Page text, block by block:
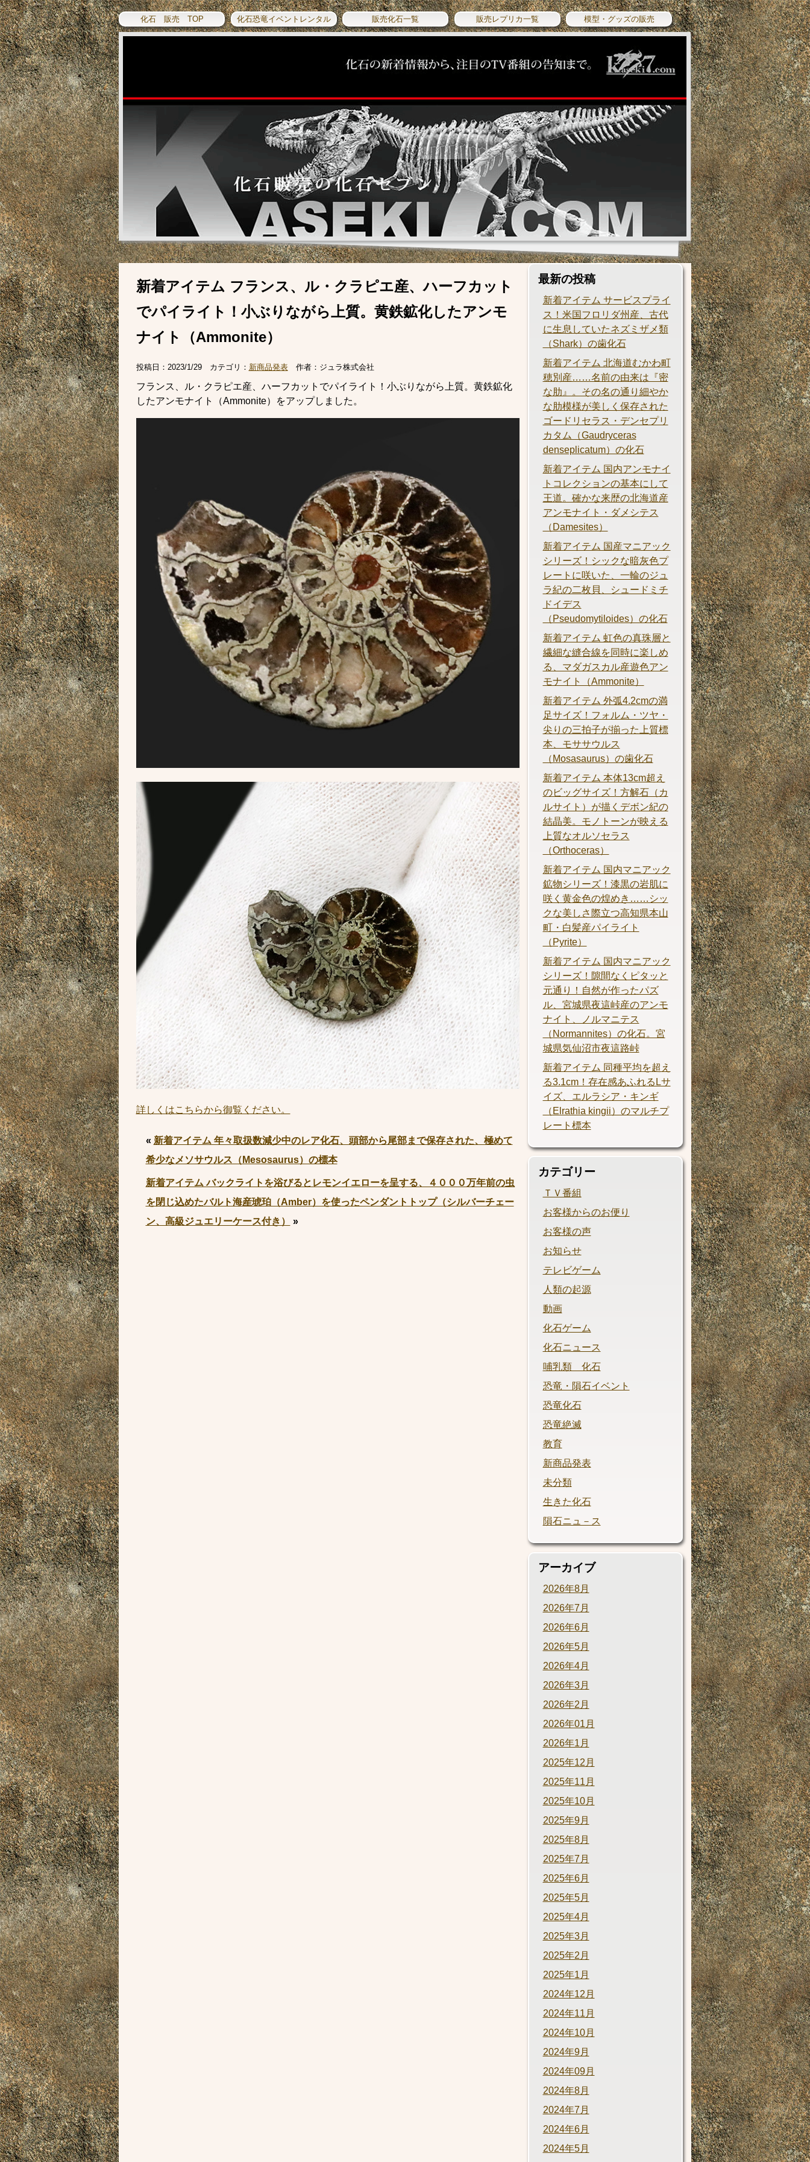
化石 販売 TOP 化石恐竜イベントレンタル 販売化石一覧 販売レプリカ一覧 模型・グッズの販売
新着アイテム フランス、ル・クラピエ産、ハーフカット
でパイライト！小ぶりながら上質。黄鉄鉱化したアンモ
ナイト（Ammonite）
投稿日： 2023/1/29カテゴリ： 新商品発表作者： ジュラ株式会社
フランス、ル・クラピエ産、ハーフカットでパイライト！小ぶりながら上質。黄鉄鉱化
したアンモナイト（Ammonite）をアップしました。
詳しくはこちらから御覧ください。
« 新着アイテム 年々取扱数減少中のレア化石、頭部から尾部まで保存された、極めて
希少なメソサウルス（Mesosaurus）の標本
新着アイテム バックライトを浴びるとレモンイエローを呈する、４０００万年前の虫
を閉じ込めたバルト海産琥珀（Amber）を使ったペンダントトップ（シルバーチェー
ン、高級ジュエリーケース付き）
»
最新の投稿
新着アイテム サービスプライ
ス！米国フロリダ州産、古代
に生息していたネズミザメ類
（Shark）の歯化石
新着アイテム 北海道むかわ町
穂別産……名前の由来は『密
な肋』。その名の通り細やか
な肋模様が美しく保存された
ゴードリセラス・デンセプリ
カタム（Gaudryceras
denseplicatum）の化石
新着アイテム 国内アンモナイ
トコレクションの基本にして
王道。確かな来歴の北海道産
アンモナイト・ダメシテス
（Damesites）
新着アイテム 国産マニアック
シリーズ！シックな暗灰色プ
レートに咲いた、一輪のジュ
ラ紀の二枚貝、シュードミチ
ドイデス
（Pseudomytiloides）の化石
新着アイテム 虹色の真珠層と
繊細な縫合線を同時に楽しめ
る、マダガスカル産遊色アン
モナイト（Ammonite）
新着アイテム 外弧4.2cmの満
足サイズ！フォルム・ツヤ・
尖りの三拍子が揃った上質標
本、モササウルス
（Mosasaurus）の歯化石
新着アイテム 本体13cm超え
のビッグサイズ！方解石（カ
ルサイト）が描くデボン紀の
結晶美。モノトーンが映える
上質なオルソセラス
（Orthoceras）
新着アイテム 国内マニアック
鉱物シリーズ！漆黒の岩肌に
咲く黄金色の煌めき……シッ
クな美しさ際立つ高知県本山
町・白髪産パイライト
（Pyrite）
新着アイテム 国内マニアック
シリーズ！隙間なくピタッと
元通り！自然が作ったパズ
ル、宮城県夜這峠産のアンモ
ナイト、ノルマニテス
（Normannites）の化石。宮
城県気仙沼市夜這路峠
新着アイテム 同種平均を超え
る3.1cm！存在感あふれるLサ
イズ、エルラシア・キンギ
（Elrathia kingii）のマルチプ
レート標本
カテゴリー
ＴＶ番組
お客様からのお便り
お客様の声
お知らせ
テレビゲーム
人類の起源
動画
化石ゲーム
化石ニュース
哺乳類 化石
恐竜・隕石イベント
恐竜化石
恐竜絶滅
教育
新商品発表
未分類
生きた化石
隕石ニュ－ス
アーカイブ
2026年8月
2026年7月
2026年6月
2026年5月
2026年4月
2026年3月
2026年2月
2026年01月
2026年1月
2025年12月
2025年11月
2025年10月
2025年9月
2025年8月
2025年7月
2025年6月
2025年5月
2025年4月
2025年3月
2025年2月
2025年1月
2024年12月
2024年11月
2024年10月
2024年9月
2024年09月
2024年8月
2024年7月
2024年6月
2024年5月